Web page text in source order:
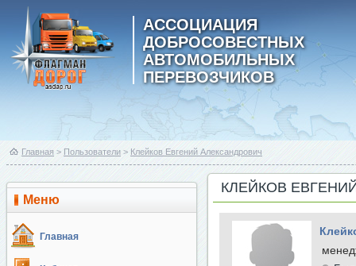
АССОЦИАЦИЯ
ДОБРОСОВЕСТНЫХ
АВТОМОБИЛЬНЫХ
ПЕРЕВОЗЧИКОВ
Главная > Пользователи > Клейков Евгений Александрович
Меню
Главная
КЛЕЙКОВ